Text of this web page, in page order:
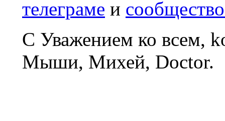
телеграме и
С Уважением ко всем,
Мыши, Михей, Doctor.